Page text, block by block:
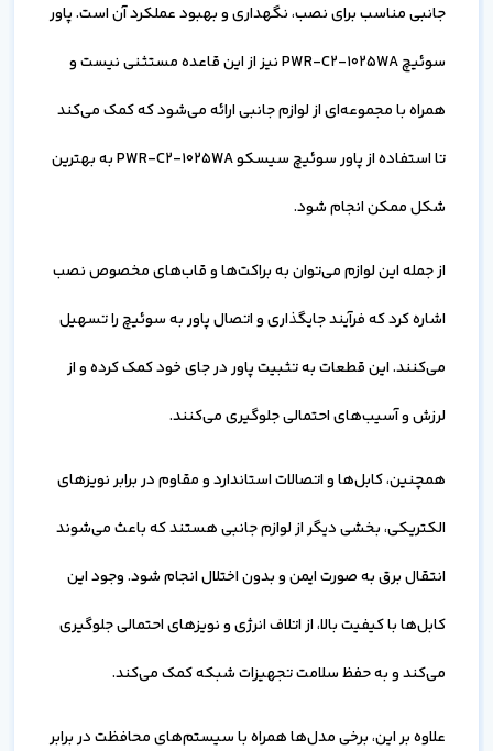
جانبی مناسب برای نصب، نگهداری و بهبود عملکرد آن است. پاور
سوئیچ PWR-C2-1025WA نیز از این قاعده مستثنی نیست و
همراه با مجموعه‌ای از لوازم جانبی ارائه می‌شود که کمک می‌کند
تا استفاده از پاور سوئیچ سیسکو PWR-C2-1025WA به بهترین
شکل ممکن انجام شود.
از جمله این لوازم می‌توان به براکت‌ها و قاب‌های مخصوص نصب
اشاره کرد که فرآیند جایگذاری و اتصال پاور به سوئیچ را تسهیل
می‌کنند. این قطعات به تثبیت پاور در جای خود کمک کرده و از
لرزش و آسیب‌های احتمالی جلوگیری می‌کنند.
همچنین، کابل‌ها و اتصالات استاندارد و مقاوم در برابر نویزهای
الکتریکی، بخشی دیگر از لوازم جانبی هستند که باعث می‌شوند
انتقال برق به صورت ایمن و بدون اختلال انجام شود. وجود این
کابل‌ها با کیفیت بالا، از اتلاف انرژی و نویزهای احتمالی جلوگیری
می‌کند و به حفظ سلامت تجهیزات شبکه کمک می‌کند.
علاوه بر این، برخی مدل‌ها همراه با سیستم‌های محافظت در برابر